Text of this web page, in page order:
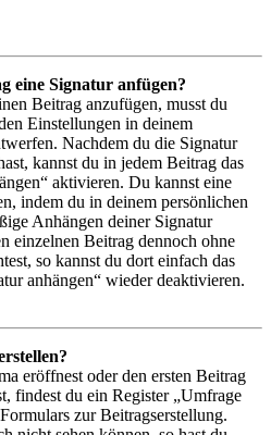
eine Signatur anfügen?
Beitrag anzufügen, musst du
Einstellungen in deinem
Nachdem du die Signatur
kannst du in jedem Beitrag das
aktivieren. Du kannst eine
indem du in deinem persönlichen
Anhängen deiner Signatur
einzelnen Beitrag dennoch ohne
so kannst du dort einfach das
anhängen“ wieder deaktivieren.
eröffnest oder den ersten Beitrag
findest du ein Register „Umfrage
zur Beitragserstellung.